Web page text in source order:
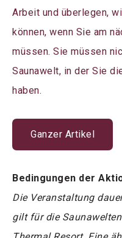
Arbeit und überlegen,
können, wenn Sie am
müssen. Sie müssen
Saunawelt, in der Sie
haben.
Ganzer Artikel
Bedingungen der
Die Veranstaltung
gilt für die